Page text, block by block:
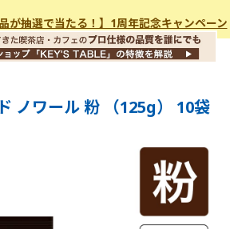
が抽選で当たる！】1周年記念キャンペーン
ノワール 粉 （125g） 10袋